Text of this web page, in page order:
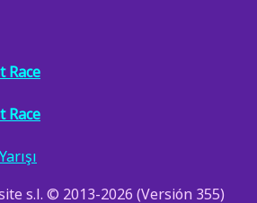
Race
Race
s.l. © 2013-2026 (Versión 355)